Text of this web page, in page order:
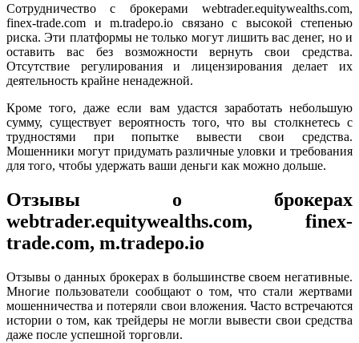
Сотрудничество с брокерами webtrader.equitywealths.com,
finex-trade.com и m.tradepo.io связано с высокой степенью
риска. Эти платформы не только могут лишить вас денег, но и
оставить вас без возможности вернуть свои средства.
Отсутствие регулирования и лицензирования делает их
деятельность крайне ненадежной.
Кроме того, даже если вам удастся заработать небольшую
сумму, существует вероятность того, что вы столкнетесь с
трудностями при попытке вывести свои средства.
Мошенники могут придумать различные уловки и требования
для того, чтобы удержать ваши деньги как можно дольше.
Отзывы о брокерах
webtrader.equitywealths.com, finex-
trade.com, m.tradepo.io
Отзывы о данных брокерах в большинстве своем негативные.
Многие пользователи сообщают о том, что стали жертвами
мошенничества и потеряли свои вложения. Часто встречаются
истории о том, как трейдеры не могли вывести свои средства
даже после успешной торговли.